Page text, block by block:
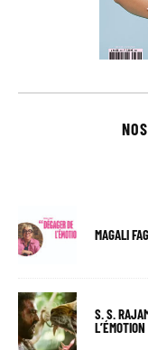
MAGALI
S. S.